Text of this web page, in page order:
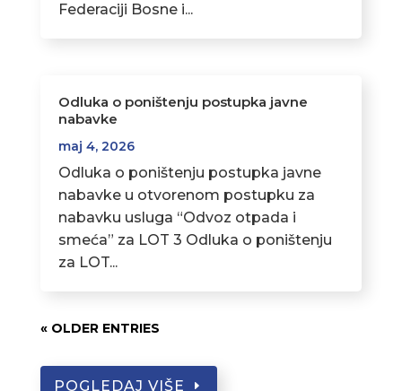
Federaciji Bosne i...
Odluka o poništenju postupka javne
nabavke
maj 4, 2026
Odluka o poništenju postupka javne
nabavke u otvorenom postupku za
nabavku usluga “Odvoz otpada i
smeća” za LOT 3 Odluka o poništenju
za LOT...
« OLDER ENTRIES
POGLEDAJ VIŠE